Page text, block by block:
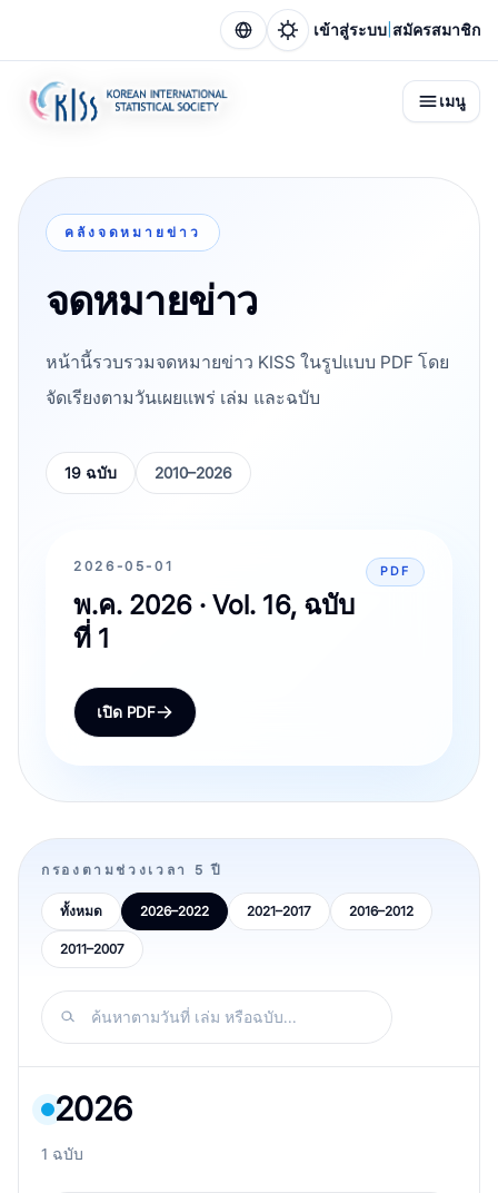
เข้าสู่ระบบ สมัครสมาชิก
เมนู
คลังจดหมายข่าว
จดหมายข่าว
หน้านี้รวบรวมจดหมายข่าว KISS ในรูปแบบ PDF โดย
จัดเรียงตามวันเผยแพร่ เล่ม และฉบับ
19 ฉบับ 2010–2026
2026-05-01
พ.ค. 2026 · Vol. 16, ฉบับ
ที่ 1
PDF
เปิด PDF
กรองตามช่วงเวลา 5 ปี
ทั้งหมด 2026–2022 2021–2017 2016–2012
2011–2007
ค้นหาตามวันที่ เล่ม หรือฉบับ...
2026
1 ฉบับ